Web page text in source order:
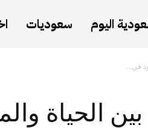
اليوم سعوديات
في...
بين الحياة